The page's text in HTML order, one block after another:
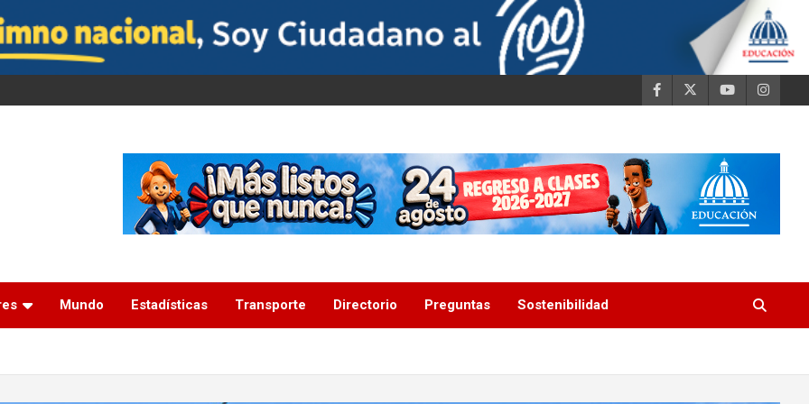
Mundo Estadísticas Transporte Directorio Preguntas Sostenibilidad